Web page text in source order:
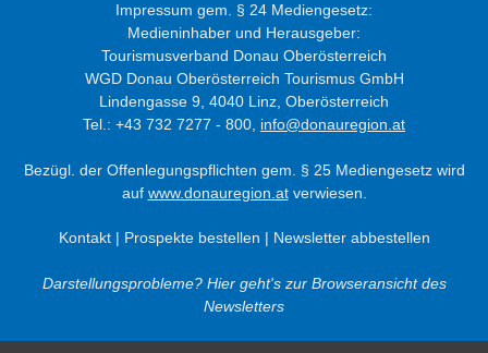
Impressum gem. § 24 Mediengesetz:
Medieninhaber und Herausgeber:
Tourismusverband Donau Oberösterreich
WGD Donau Oberösterreich Tourismus GmbH
Lindengasse 9, 4040 Linz, Oberösterreich
Tel.: +43 732 7277 - 800, info@donauregion.at
Bezügl. der Offenlegungspflichten gem. § 25 Mediengesetz wird
auf www.donauregion.atverwiesen.
Kontakt| Prospekte bestellen | Newsletter abbestellen
Darstellungsprobleme? Hier geht's zur Browseransicht des
Newsletters